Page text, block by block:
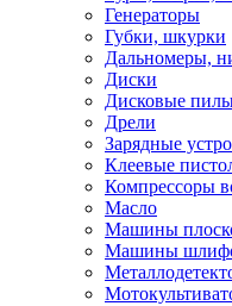
Генераторы
Губки, шкурки
Дальномеры,
Диски
Дисковые
Дрели
Зарядные
Клеевые
Компрессоры
Масло
Машины
Машины